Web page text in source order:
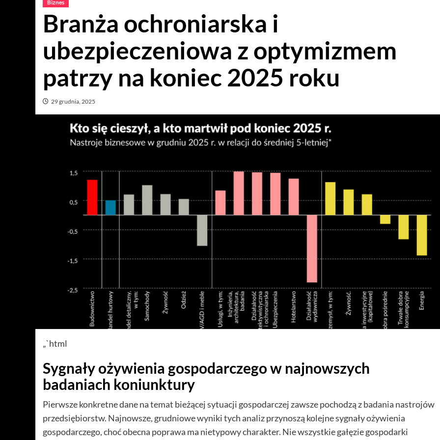
Biznes
Branża ochroniarska i
ubezpieczeniowa z optymizmem
patrzy na koniec 2025 roku
29 grudnia, 2025
„`html
Sygnały ożywienia gospodarczego w najnowszych
badaniach koniunktury
Pierwsze konkretne dane na temat bieżącej sytuacji gospodarczej zawsze pochodzą z badania nastrojów
przedsiębiorstw. Najnowsze, grudniowe wyniki tych analiz przynoszą kolejne sygnały ożywienia
gospodarczego, choć obecna poprawa ma nietypowy charakter. Nie wszystkie gałęzie gospodarki